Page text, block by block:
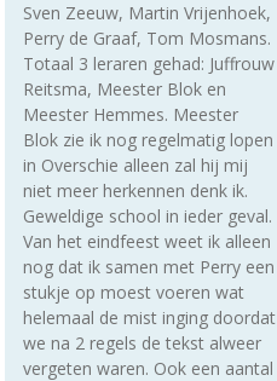
Sven Zeeuw, Martin Vrijenhoek,
Perry de Graaf, Tom Mosmans.
Totaal 3 leraren gehad: Juffrouw
Reitsma, Meester Blok en
Meester Hemmes. Meester
Blok zie ik nog regelmatig lopen
in Overschie alleen zal hij mij
niet meer herkennen denk ik.
Geweldige school in ieder geval.
Van het eindfeest weet ik alleen
nog dat ik samen met Perry een
stukje op moest voeren wat
helemaal de mist inging doordat
we na 2 regels de tekst alweer
vergeten waren. Ook een aantal